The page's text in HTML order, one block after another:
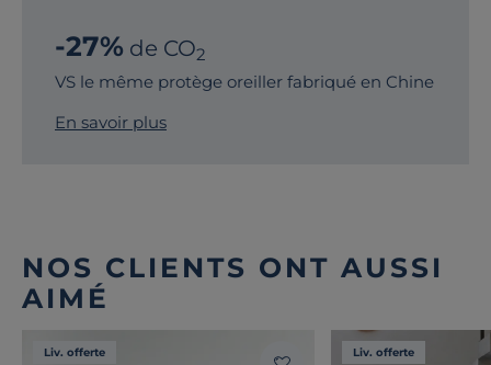
-27% de CO2
VS le même protège oreiller fabriqué en Chine
En savoir plus
NOS CLIENTS ONT AUSSI
AIMÉ
Liv. offerte Liv. offerte